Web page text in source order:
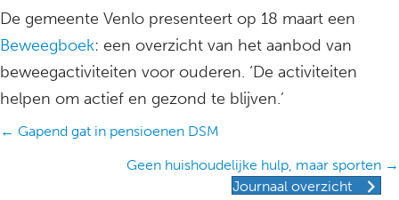
De gemeente Venlo presenteert op 18 maart een
Beweegboek: een overzicht van het aanbod van
beweegactiviteiten voor ouderen. ‘De activiteiten
helpen om actief en gezond te blijven.’
Posts
← Gapend gat in pensioenen DSM
Geen huishoudelijke hulp, maar sporten →
Journaal overzicht